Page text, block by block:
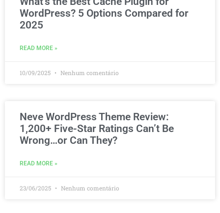
WordPress? 5 Options Compared for
2025
READ MORE »
10/09/2025 Nenhum comentário
Neve WordPress Theme Review:
1,200+ Five-Star Ratings Can’t Be
Wrong…or Can They?
READ MORE »
23/06/2025 Nenhum comentário